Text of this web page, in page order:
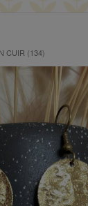
CUIR (134)